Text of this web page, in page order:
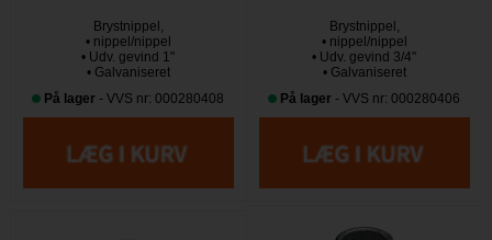
Brystnippel,
• nippel/nippel
• Udv. gevind 1"
• Galvaniseret
På lager - VVS nr: 000280408
Brystnippel,
• nippel/nippel
• Udv. gevind 3/4"
• Galvaniseret
På lager - VVS nr: 000280406